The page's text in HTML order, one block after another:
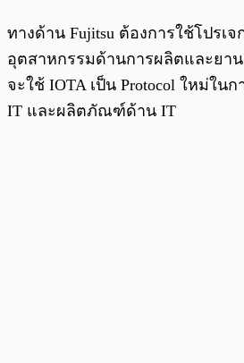
ทางด้าน Fujitsu ต้องการใช้โปรเ
อุตสาหกรรมด้านการผลิตและยาน
จะใช้ IOTA เป็น Protocol ใหม่ใน
IT และผลิตภัณฑ์ด้าน IT